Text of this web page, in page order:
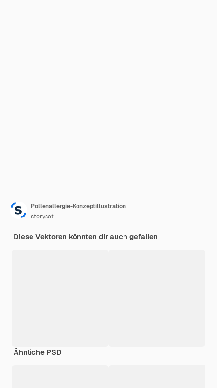
Pollenallergie-Konzeptillustration
storyset
Diese Vektoren könnten dir auch gefallen
Ähnliche PSD